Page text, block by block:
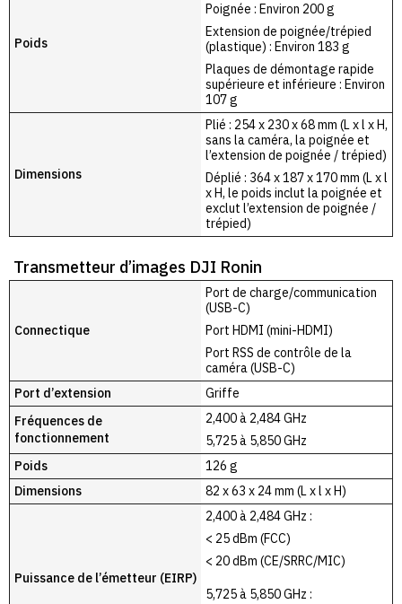
Poids
Poignée : Environ 200 g
Extension de poignée/trépied
(plastique) : Environ 183 g
Plaques de démontage rapide
supérieure et inférieure : Environ
107 g
Dimensions
Plié : 254 x 230 x 68 mm (L x l x H,
sans la caméra, la poignée et
l’extension de poignée / trépied)
Déplié : 364 x 187 x 170 mm (L x l
x H, le poids inclut la poignée et
exclut l’extension de poignée /
trépied)
Transmetteur d’images DJI Ronin
Connectique
Port de charge/communication
(USB-C)
Port HDMI (mini-HDMI)
Port RSS de contrôle de la
caméra (USB-C)
Port d’extension
Griffe
Fréquences de
fonctionnement
2,400 à 2,484 GHz
5,725 à 5,850 GHz
Poids
126 g
Dimensions
82 x 63 x 24 mm (L x l x H)
Puissance de l’émetteur (EIRP)
2,400 à 2,484 GHz :
< 25 dBm (FCC)
< 20 dBm (CE/SRRC/MIC)
5,725 à 5,850 GHz :